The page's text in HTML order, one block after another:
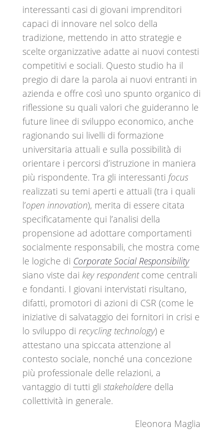
interessanti casi di giovani imprenditori
capaci di innovare nel solco della
tradizione, mettendo in atto strategie e
scelte organizzative adatte ai nuovi contesti
competitivi e sociali. Questo studio ha il
pregio di dare la parola ai nuovi entranti in
azienda e offre così uno spunto organico di
riflessione su quali valori che guideranno le
future linee di sviluppo economico, anche
ragionando sui livelli di formazione
universitaria attuali e sulla possibilità di
orientare i percorsi d’istruzione in maniera
più rispondente. Tra gli interessanti focus
realizzati su temi aperti e attuali (tra i quali
l’open innovation), merita di essere citata
specificatamente qui l’analisi della
propensione ad adottare comportamenti
socialmente responsabili, che mostra come
le logiche di Corporate Social Responsibility
siano viste dai key respondentcome centrali
e fondanti. I giovani intervistati risultano,
difatti, promotori di azioni di CSR (come le
iniziative di salvataggio dei fornitori in crisi e
lo sviluppo di recycling technology) e
attestano una spiccata attenzione al
contesto sociale, nonché una concezione
più professionale delle relazioni, a
vantaggio di tutti gli stakeholdere della
collettività in generale.
Eleonora Maglia